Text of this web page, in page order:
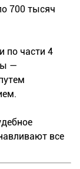
700 тысяч
по части 4
—
все